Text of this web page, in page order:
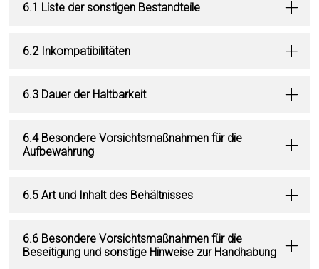
6.1 Liste der sonstigen Bestandteile
6.2 Inkompatibilitäten
6.3 Dauer der Haltbarkeit
6.4 Besondere Vorsichtsmaßnahmen für die
Aufbewahrung
6.5 Art und Inhalt des Behältnisses
6.6 Besondere Vorsichtsmaßnahmen für die
Beseitigung und sonstige Hinweise zur Handhabung